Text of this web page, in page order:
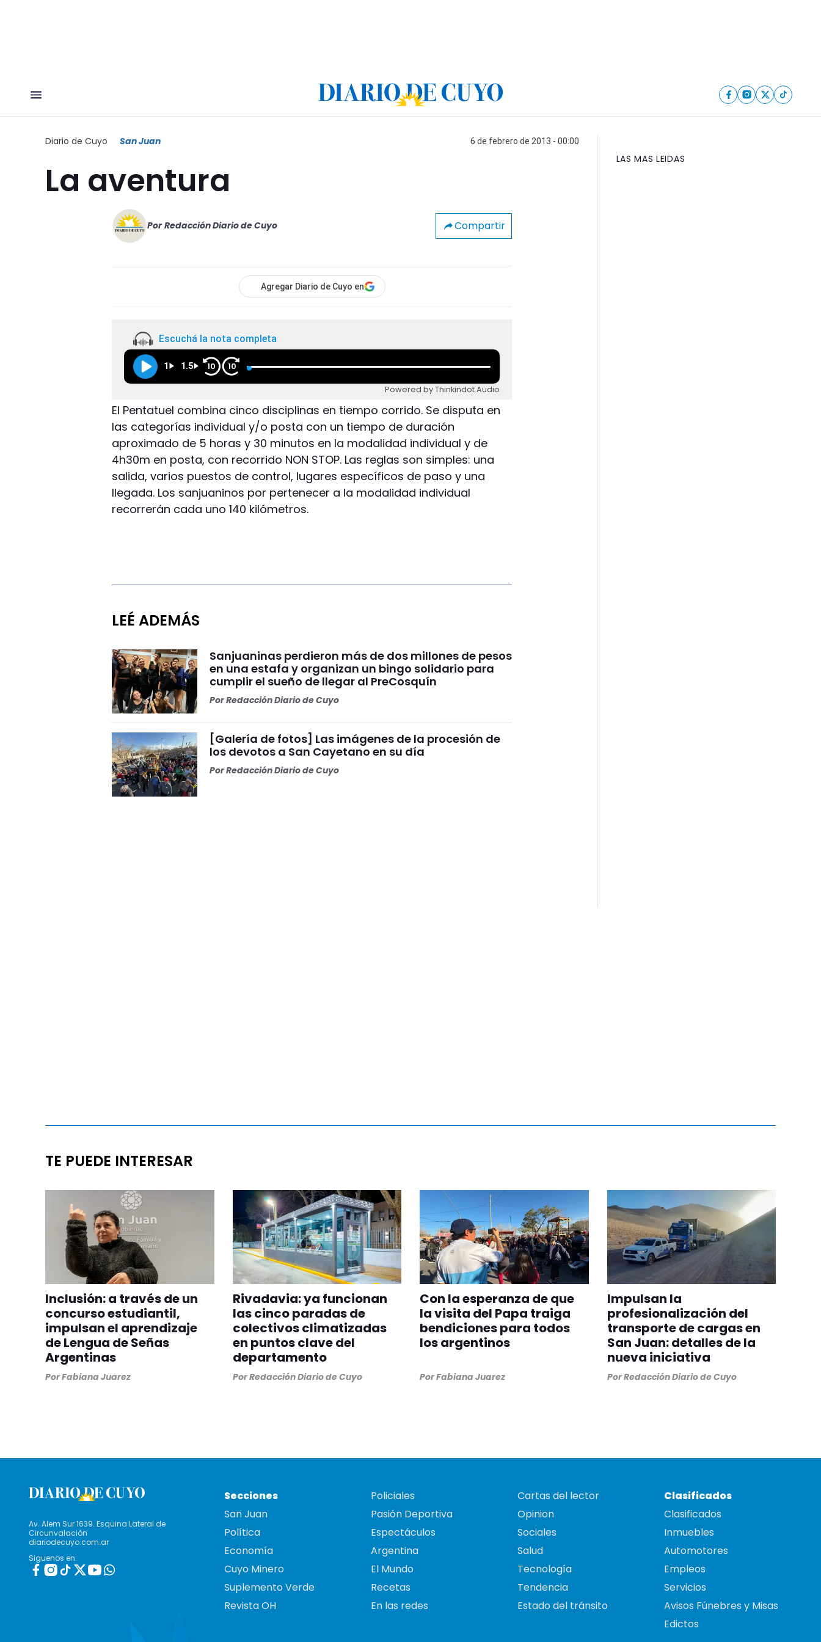
Diario de Cuyo San Juan 6 de febrero de 2013 - 00:00
La aventura
Por Redacción Diario de Cuyo Compartir
Agregar Diario de Cuyo en
Escuchá la nota completa
1 1.5 10 10
Powered by Thinkindot Audio
El Pentatuel combina cinco disciplinas en tiempo corrido. Se disputa en
las categorías individual y/o posta con un tiempo de duración
aproximado de 5 horas y 30 minutos en la modalidad individual y de
4h30m en posta, con recorrido NON STOP. Las reglas son simples: una
salida, varios puestos de control, lugares específicos de paso y una
llegada. Los sanjuaninos por pertenecer a la modalidad individual
recorrerán cada uno 140 kilómetros.
LEÉ ADEMÁS
Sanjuaninas perdieron más de dos millones de pesos
en una estafa y organizan un bingo solidario para
cumplir el sueño de llegar al PreCosquín
PorRedacción Diario de Cuyo
[Galería de fotos] Las imágenes de la procesión de
los devotos a San Cayetano en su día
PorRedacción Diario de Cuyo
LAS MAS LEIDAS
TE PUEDE INTERESAR
Inclusión: a través de un
concurso estudiantil,
impulsan el aprendizaje
de Lengua de Señas
Argentinas
PorFabiana Juarez
Rivadavia: ya funcionan
las cinco paradas de
colectivos climatizadas
en puntos clave del
departamento
PorRedacción Diario de Cuyo
Con la esperanza de que
la visita del Papa traiga
bendiciones para todos
los argentinos
PorFabiana Juarez
Impulsan la
profesionalización del
transporte de cargas en
San Juan: detalles de la
nueva iniciativa
PorRedacción Diario de Cuyo
Av. Alem Sur 1639. Esquina Lateral de
Circunvalación
diariodecuyo.com.ar
Siguenos en:
Secciones
San Juan
Política
Economía
Cuyo Minero
Suplemento Verde
Revista OH
Policiales
Pasión Deportiva
Espectáculos
Argentina
El Mundo
Recetas
En las redes
Cartas del lector
Opinion
Sociales
Salud
Tecnología
Tendencia
Estado del tránsito
Clasificados
Clasificados
Inmuebles
Automotores
Empleos
Servicios
Avisos Fúnebres y Misas
Edictos